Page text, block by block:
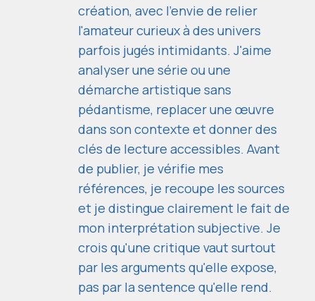
création, avec l'envie de relier
l'amateur curieux à des univers
parfois jugés intimidants. J'aime
analyser une série ou une
démarche artistique sans
pédantisme, replacer une œuvre
dans son contexte et donner des
clés de lecture accessibles. Avant
de publier, je vérifie mes
références, je recoupe les sources
et je distingue clairement le fait de
mon interprétation subjective. Je
crois qu'une critique vaut surtout
par les arguments qu'elle expose,
pas par la sentence qu'elle rend.